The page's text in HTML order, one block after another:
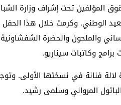
المؤلفين تحت إشراف وزارة
الوطني. وكرمت خلال هذا
والملحون والحضرة
وكاتبات سيناريو.
فنانة في نسختها الأولى.
المرواني وسلمى رشيد.